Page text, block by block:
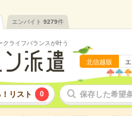
エンバイト 9279件
クライフバランスが叶う
北信越版
リスト 0 保存した希望